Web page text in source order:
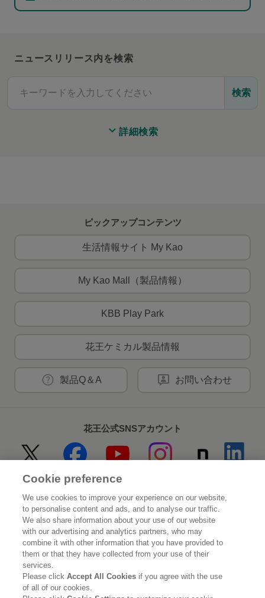
ニュースリリース内を検索
検索
詳細検索
ピックアップコンテンツ
生活情報サイト My Kao
My Kao Mall（製品情報）
KBB Play Park
花王ケミカル製品情報
製品Q＆A お問い合わせ
花王公式SNSアカウント
Home 花王について
サステナビリティ イノベーション
ブランド 投資家情報
ニュースルーム 採用情報
Cookie preference
We use cookies to improve your experience on our website,
to personalise content and ads, and to analyse our traffic.
We also share information about your use of our website
with our advertising and analytics partners, who may
combine it with other information that you have provided to
them or that they have collected from your use of their
services.
Please clickAccept All Cookies if you agree with the use
of all of our cookies.